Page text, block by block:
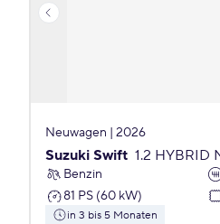
Neuwagen | 2026
Suzuki Swift 1.2 HYBRID
Benzin
81 PS (60 kW)
in 3 bis 5 Monaten